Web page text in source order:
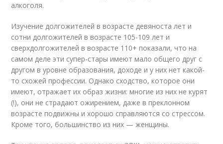
алкоголя.
Изучение долгожителей в возрасте девяноста лет и
сотни долгожителей в возрасте 105-109 лет и
сверхдолгожителей в возрасте 110+ показали, что на
самом деле эти супер-стары имеют мало общего друг с
другом в уровне образования, доходе и у них нет какой-
то схожей профессии. Однако сходство, которое они
имеют, отражает их образ жизни: многие из них не курят
(!), они не страдают ожирением, даже в преклонном
возрасте подвижны и хорошо справляются со стрессом.
Кроме того, большинство из них — женщины.